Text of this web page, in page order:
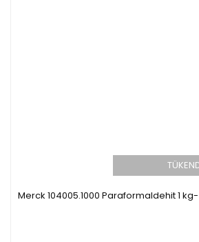
Merck 104005.1000 Paraformaldehit 1